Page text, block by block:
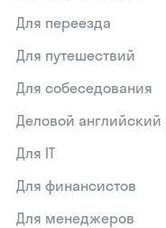
Для переезда
Для путешествий
Для собеседования
Деловой английский
Для IT
Для финансистов
Для менеджеров